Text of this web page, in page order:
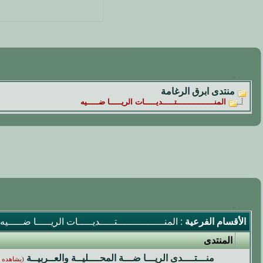
منتدى ابرق الرغامة
المنــــــــــــــــتـــــديـــــات الريـــــا ضـــــيه
الأقسام الفرعية : المنــــــــــــــــتـــــديـــــات الريـــــا ضـــــيه
المنتدى
منـــتــــدى الريـــا ضـــة المحــــليــة والعــربيــة (يشاهده 175 زائر)